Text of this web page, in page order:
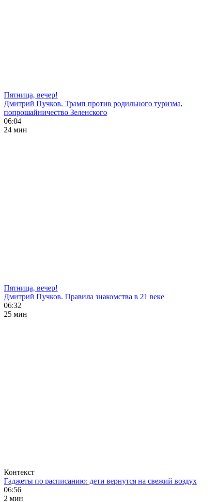
Пятница, вечер!
Дмитрий Пучков. Трамп против родильного туризма,
попрошайничество Зеленского
06:04
24 мин
Пятница, вечер!
Дмитрий Пучков. Правила знакомства в 21 веке
06:32
25 мин
Контекст
Гаджеты по расписанию: дети вернутся на свежий воздух
06:56
2 мин